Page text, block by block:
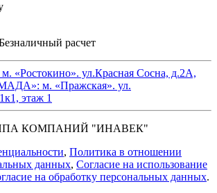
расчет
м. «Ростокино». ул.Красная Сосна, д.2А,
м. «Пражская». ул.
этаж 1
КОМПАНИЙ "ИНАВЕК"
, Политика в отношении
данных, Cогласие на использование
на обработку персональных данных.